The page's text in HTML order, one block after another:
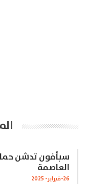
سبأفون تدشن
العاصمة
26-فبراير- 2025